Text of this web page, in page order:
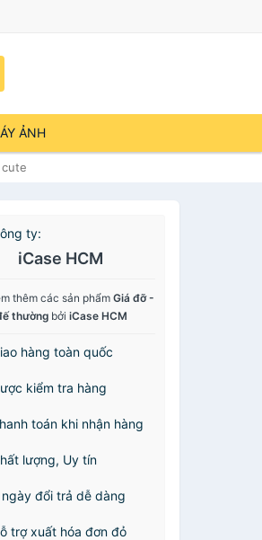
ẢNH
ty:
iCase HCM
thêm các sản phẩmGiá đỡ -
thường bởiiCase HCM
hàng toàn quốc
kiểm tra hàng
toán khi nhận hàng
lượng, Uy tín
đổi trả dễ dàng
trợ xuất hóa đơn đỏ